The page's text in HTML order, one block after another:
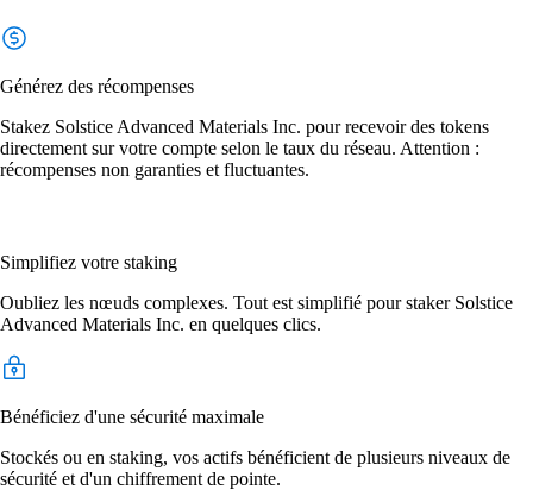
Générez des récompenses
Stakez Solstice Advanced Materials Inc. pour recevoir des tokens
directement sur votre compte selon le taux du réseau. Attention :
récompenses non garanties et fluctuantes.
Simplifiez votre staking
Oubliez les nœuds complexes. Tout est simplifié pour staker Solstice
Advanced Materials Inc. en quelques clics.
Bénéficiez d'une sécurité maximale
Stockés ou en staking, vos actifs bénéficient de plusieurs niveaux de
sécurité et d'un chiffrement de pointe.